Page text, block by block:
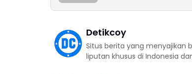
Detikcoy
Situs berita yang menyajikan
liputan khusus di Indonesia